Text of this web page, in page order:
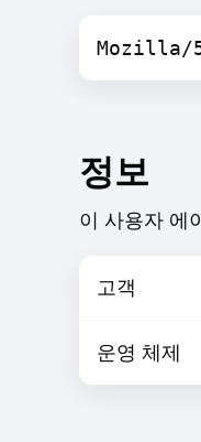
Mozilla/
정보
이 사용자 에
고객
운영 체제